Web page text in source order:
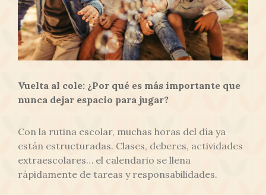
Vuelta al cole: ¿Por qué es más importante que
nunca dejar espacio para jugar?
Con la rutina escolar, muchas horas del día ya
están estructuradas. Clases, deberes, actividades
extraescolares… el calendario se llena
rápidamente de tareas y responsabilidades.